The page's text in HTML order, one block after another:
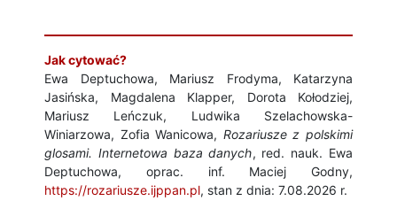
Jak cytować?
Ewa Deptuchowa, Mariusz Frodyma, Katarzyna
Jasińska, Magdalena Klapper, Dorota Kołodziej,
Mariusz Leńczuk, Ludwika Szelachowska-
Winiarzowa, Zofia Wanicowa, Rozariusze z polskimi
glosami. Internetowa baza danych, red. nauk. Ewa
Deptuchowa, oprac. inf. Maciej Godny,
https://rozariusze.ijppan.pl, stan z dnia: 7.08.2026 r.